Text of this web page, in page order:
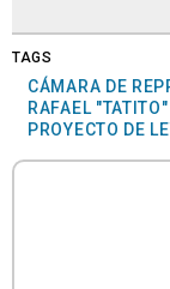
TAGS
CÁMARA DE
RAFAEL
PROYECTO DE